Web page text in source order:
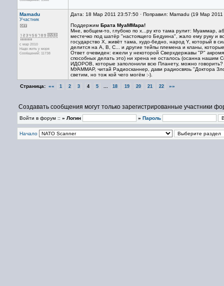
Mamadu
Участник
с мар 2010
Надо жить у моря
Сообщений: 11738
Дата: 18 Мар 2011 23:57:50 · Поправил: Mamadu (19 Мар
Поддержим Брата МуаММара!
Мне, вобщем-то, глубоко по х...ру кто тама рулит: Муаммар,
местечко под шатёр "настоящего Бедуина", жало ему руку и
государство Х, живёт тама, худо-бедно, народ Y, который в
делится на А, В, С... и другие тейпы племена и кланы,
Ответ очевиден: ежели у некоторой Сверхдержавы "Р"
способных делать это) ни хрена не осталось (осанна нашим
ИДОРОВ, которые заполонили всю Планету, можно
МУАММАР, читай Радиосканнер, дави радиосвязь "Доктора
светим, но тож кой чего могём :-).
Страница: «« 1 2 3 4 5 18 19 20 21 22 »»
Создавать сообщения могут только зарегистрированные участники
Войти в форум :: » Логин » Пароль
Начало